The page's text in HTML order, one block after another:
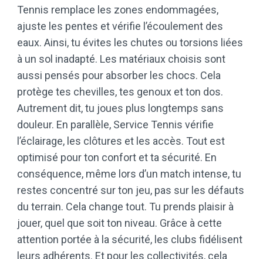
Tennis remplace les zones endommagées,
ajuste les pentes et vérifie l’écoulement des
eaux. Ainsi, tu évites les chutes ou torsions liées
à un sol inadapté. Les matériaux choisis sont
aussi pensés pour absorber les chocs. Cela
protège tes chevilles, tes genoux et ton dos.
Autrement dit, tu joues plus longtemps sans
douleur. En parallèle, Service Tennis vérifie
l’éclairage, les clôtures et les accès. Tout est
optimisé pour ton confort et ta sécurité. En
conséquence, même lors d’un match intense, tu
restes concentré sur ton jeu, pas sur les défauts
du terrain. Cela change tout. Tu prends plaisir à
jouer, quel que soit ton niveau. Grâce à cette
attention portée à la sécurité, les clubs fidélisent
leurs adhérents. Et pour les collectivités, cela